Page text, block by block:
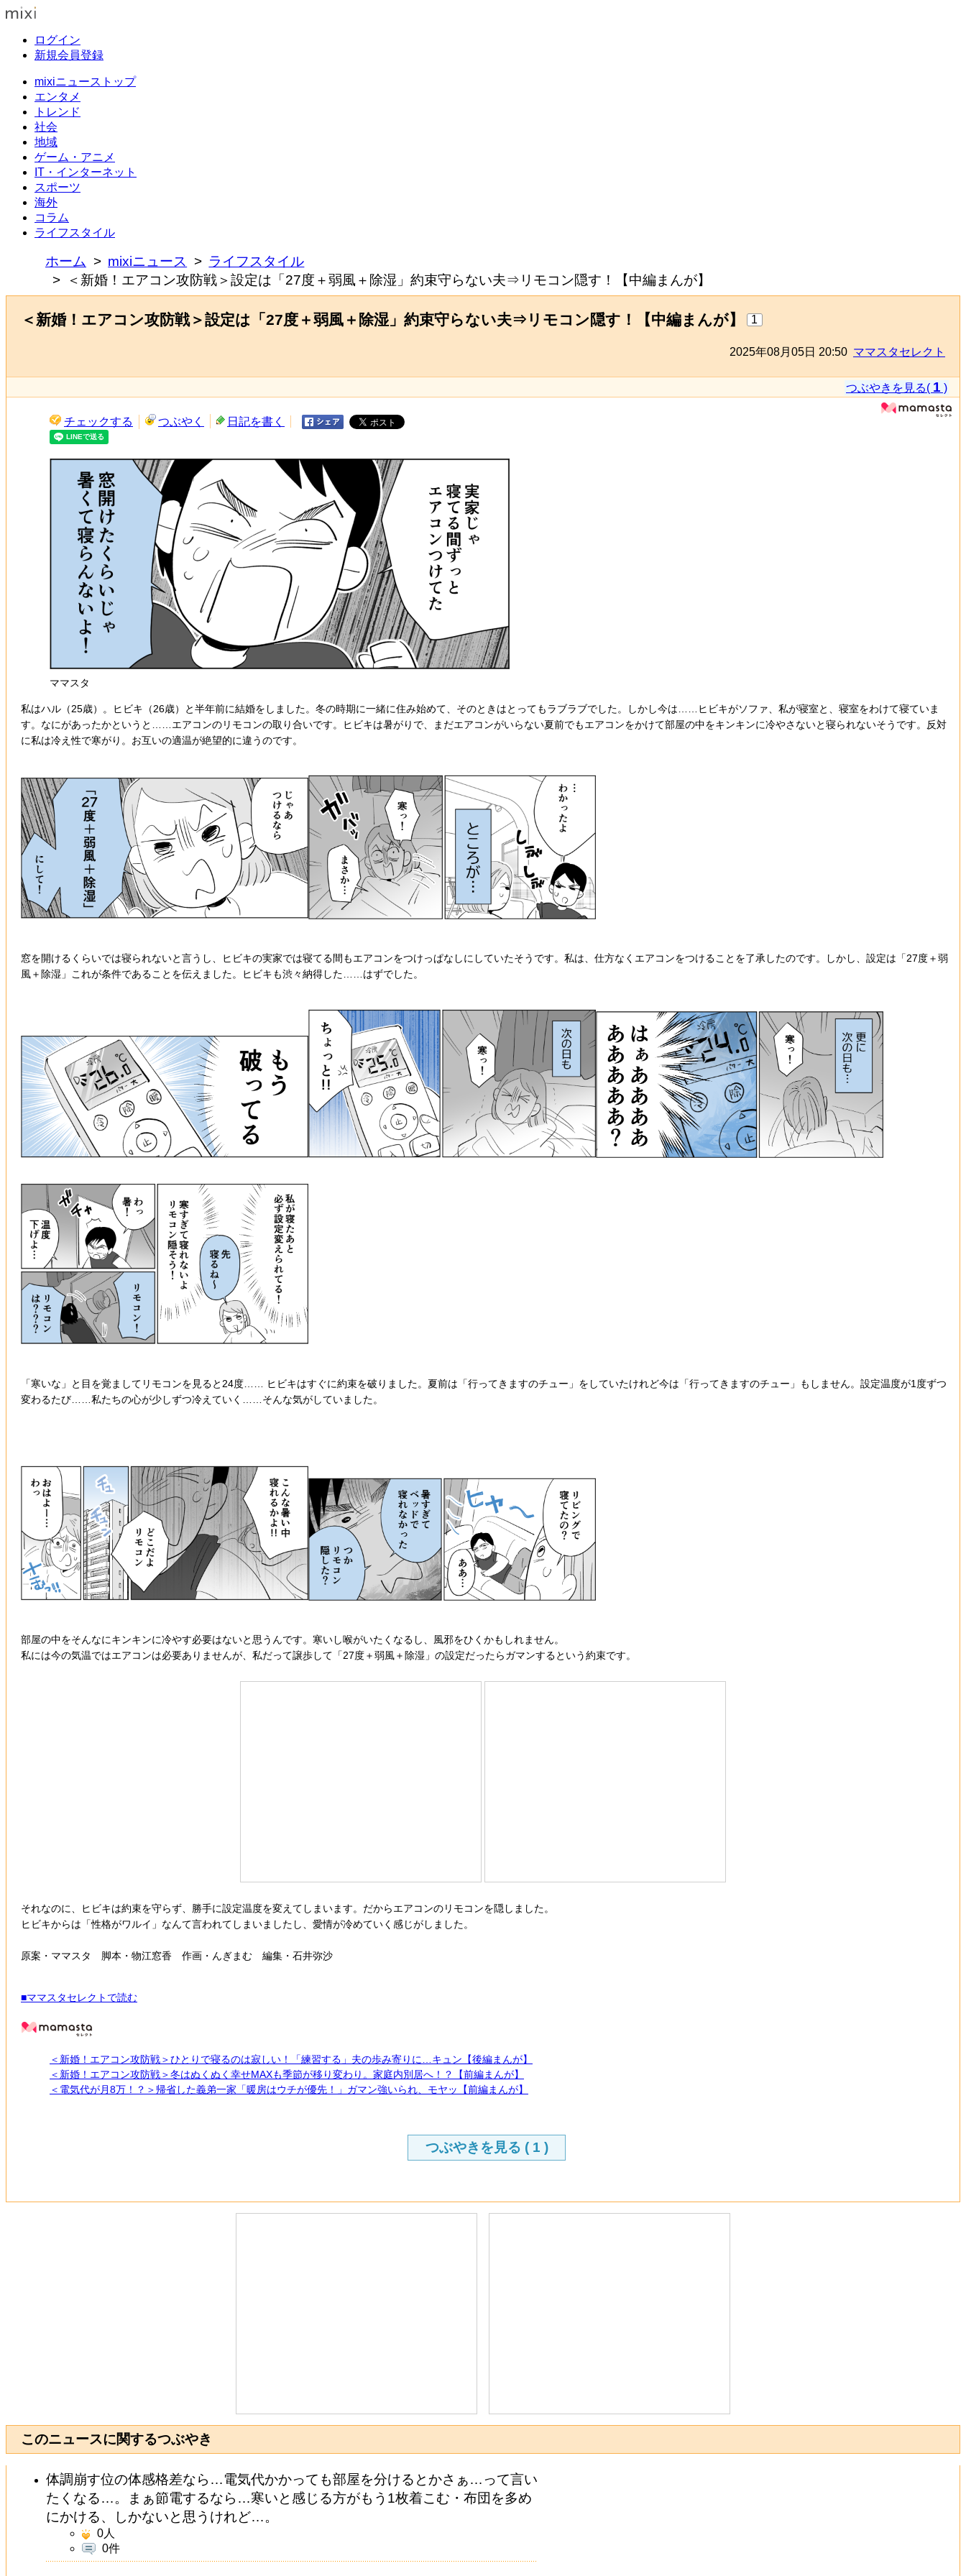
ログイン
新規会員登録
mixiニューストップ
エンタメ
トレンド
社会
地域
ゲーム・アニメ
IT・インターネット
スポーツ
海外
コラム
ライフスタイル
ホーム mixiニュース
ライフスタイル
＜新婚！エアコン攻防戦＞設定は「27度＋弱風＋除湿」約束守らない夫⇒リモコン隠す！【中編まんが】
＜新婚！エアコン攻防戦＞設定は「27度＋弱風＋除湿」約束守らない夫⇒リモコン隠す！【中編まんが】 1
2025年08月05日 20:50 ママスタセレクト
つぶやきを見る( 1 )
チェックする つぶやく 日記を書く
ママスタ
私はハル（25歳）。ヒビキ（26歳）と半年前に結婚をしました。冬の時期に一緒に住み始めて、そのときはとってもラブラブでした。しかし今は……ヒビキがソファ、私が寝室と、寝室をわけて寝ていま
す。なにがあったかというと……エアコンのリモコンの取り合いです。ヒビキは暑がりで、まだエアコンがいらない夏前でもエアコンをかけて部屋の中をキンキンに冷やさないと寝られないそうです。反対
に私は冷え性で寒がり。お互いの適温が絶望的に違うのです。
窓を開けるくらいでは寝られないと言うし、ヒビキの実家では寝てる間もエアコンをつけっぱなしにしていたそうです。私は、仕方なくエアコンをつけることを了承したのです。しかし、設定は「27度＋弱
風＋除湿」これが条件であることを伝えました。ヒビキも渋々納得した……はずでした。
「寒いな」と目を覚ましてリモコンを見ると24度…… ヒビキはすぐに約束を破りました。夏前は「行ってきますのチュー」をしていたけれど今は「行ってきますのチュー」もしません。設定温度が1度ずつ
変わるたび……私たちの心が少しずつ冷えていく……そんな気がしていました。
部屋の中をそんなにキンキンに冷やす必要はないと思うんです。寒いし喉がいたくなるし、風邪をひくかもしれません。
私には今の気温ではエアコンは必要ありませんが、私だって譲歩して「27度＋弱風＋除湿」の設定だったらガマンするという約束です。
それなのに、ヒビキは約束を守らず、勝手に設定温度を変えてしまいます。だからエアコンのリモコンを隠しました。
ヒビキからは「性格がワルイ」なんて言われてしまいましたし、愛情が冷めていく感じがしました。
原案・ママスタ 脚本・物江窓香 作画・んぎまむ 編集・石井弥沙
■ママスタセレクトで読む
＜新婚！エアコン攻防戦＞ひとりで寝るのは寂しい！「練習する」夫の歩み寄りに…キュン【後編まんが】
＜新婚！エアコン攻防戦＞冬はぬくぬく幸せMAXも季節が移り変わり。家庭内別居へ！？【前編まんが】
＜電気代が月8万！？＞帰省した義弟一家「暖房はウチが優先！」ガマン強いられ、モヤッ【前編まんが】
つぶやきを見る ( 1 )
このニュースに関するつぶやき
体調崩す位の体感格差なら…電気代かかっても部屋を分けるとかさぁ…って言い
たくなる…。まぁ節電するなら…寒いと感じる方がもう1枚着こむ・布団を多め
にかける、しかないと思うけれど…。
0人
0件